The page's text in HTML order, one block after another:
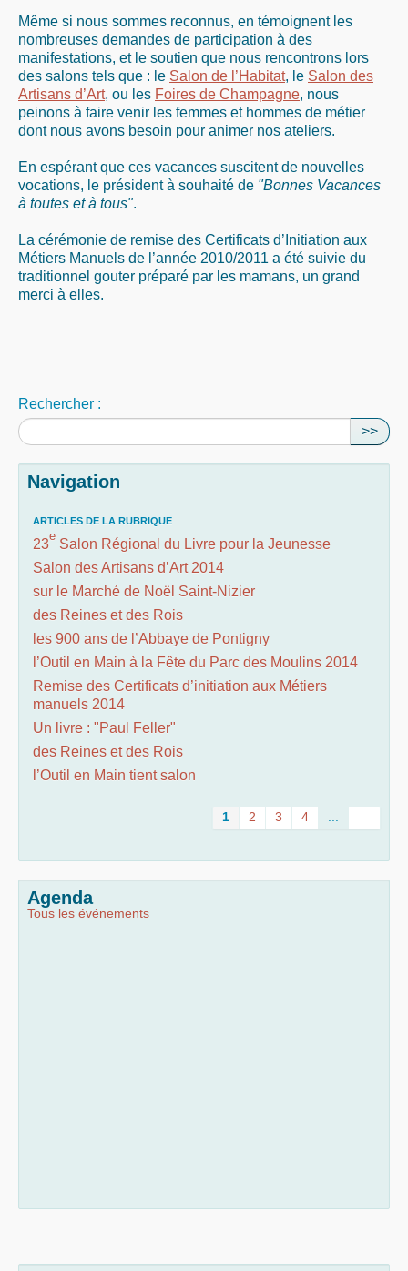
Même si nous sommes reconnus, en témoignent les
nombreuses demandes de participation à des
manifestations, et le soutien que nous rencontrons lors
des salons tels que : le Salon de l’Habitat, le Salon des
Artisans d’Art, ou les Foires de Champagne, nous
peinons à faire venir les femmes et hommes de métier
dont nous avons besoin pour animer nos ateliers.
En espérant que ces vacances suscitent de nouvelles
vocations, le président à souhaité de "Bonnes Vacances
à toutes et à tous".
La cérémonie de remise des Certificats d’Initiation aux
Métiers Manuels de l’année 2010/2011 a été suivie du
traditionnel gouter préparé par les mamans, un grand
merci à elles.
Rechercher :
>>
Navigation
ARTICLES DE LA RUBRIQUE
23
e
Salon Régional du Livre pour la Jeunesse
Salon des Artisans d’Art 2014
sur le Marché de Noël Saint-Nizier
des Reines et des Rois
les 900 ans de l’Abbaye de Pontigny
l’Outil en Main à la Fête du Parc des Moulins 2014
Remise des Certificats d’initiation aux Métiers
manuels 2014
Un livre : "Paul Feller"
des Reines et des Rois
l’Outil en Main tient salon
1 2 3 4 ...
Agenda
Tous les événements